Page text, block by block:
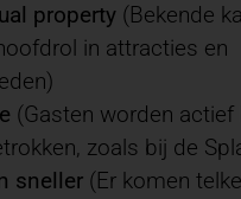
property(Bekende
in attracties en
(Gasten worden actief
zoals bij de
sneller(Er komen